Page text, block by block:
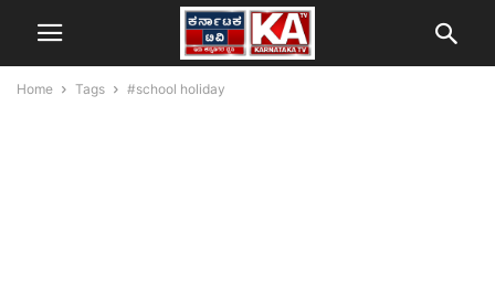
Home Tags #school holiday